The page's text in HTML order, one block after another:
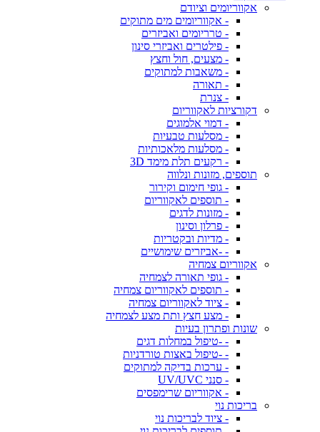
אקווריומים וציודם
- אקווריומים מים מתוקים
- טרריומים ואביזרים
- פילטרים ואביזרי סינון
- מצעים, חול וחצץ
- משאבות למתוקים
- תאורה
- צנרת
דקורציות לאקווריום
- דמוי אלמוגים
- מסלעות טבעיות
- מסלעות מלאכותיות
- רקעים תלת מימד 3D
תוספים, מזונות ונלווה
- גופי חימום וקירור
- תוספים לאקווריום
- מזונות לדגים
- פרלון וסינון
- מדיות ובקטריות
- -אביזרים שימושיים
אקווריום צמחיה
- גופי תאורה לצמחיה
- תוספים לאקווריום צמחיה
- ציוד לאקווריום צמחיה
- מצע חצץ ותת מצע לצמחיה
שונות ופתרון בעיות
- -טיפול במחלות דגים
- -טיפול באצות טורדניות
- ערכות בדיקה למתוקים
- סנני UV/UVC
- אקווריום שרימפסים
בריכות נוי
- ציוד לבריכות נוי